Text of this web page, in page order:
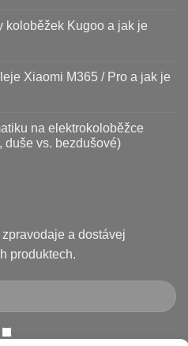
koloběžek Kugoo a jak je
Xiaomi M365 / Pro a jak je
na elektrokoloběžce
duše vs. bezdušové)
a dostávej
produktech.